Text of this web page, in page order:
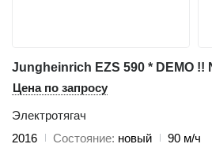
Jungheinrich EZS 590 * DEMO !!
Цена по запросу
Электротягач
2016
Состояние новый
90 м/ч